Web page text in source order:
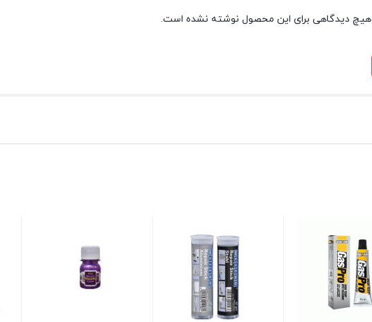
هیچ دیدگاهی برای این محصول نوشته نشده است.